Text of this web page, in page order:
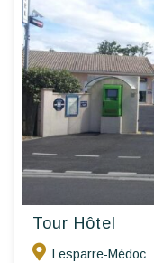
Tour Hôtel
Lesparre-Médoc